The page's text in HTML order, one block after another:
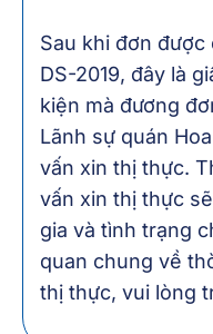
Sau khi đơn được
DS-2019, đây là
kiện mà đương
Lãnh sự quán
vấn xin thị thực.
vấn xin thị thực
gia và tình trạng
quan chung về
thị thực, vui lòng